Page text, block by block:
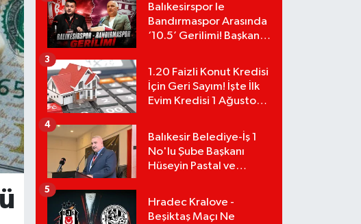
Balıkesirspor le
Bandırmaspor Arasında
‘10.5’ Gerilimi! Başkan
Tepki!
1.20 Faizli Konut Kredisi
İçin Geri Sayım! İşte İlk
Evim Kredisi 1 Ağustos
Hesaplama Tablosu:
3
Balıkesir Belediye-İş 1
No'lu Şube Başkanı
Hüseyin Pastal ve
4
Hradec Kralove -
Beşiktaş Maçı Ne
5